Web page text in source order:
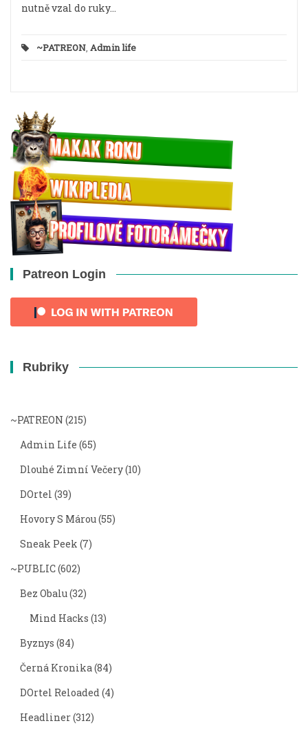
nutně vzal do ruky...
~PATREON, Admin life
Patreon Login
Rubriky
~PATREON (215)
Admin Life (65)
Dlouhé Zimní Večery(10)
DOrtel (39)
Hovory S Márou(55)
Sneak Peek (7)
~PUBLIC(602)
Bez Obalu(32)
Mind Hacks (13)
Byznys (84)
Černá Kronika (84)
DOrtel Reloaded (4)
Headliner(312)